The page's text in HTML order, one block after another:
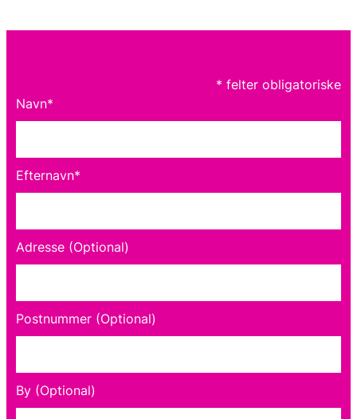
* felter obligatoriske
Navn*
Efternavn*
Adresse (Optional)
Postnummer (Optional)
By (Optional)